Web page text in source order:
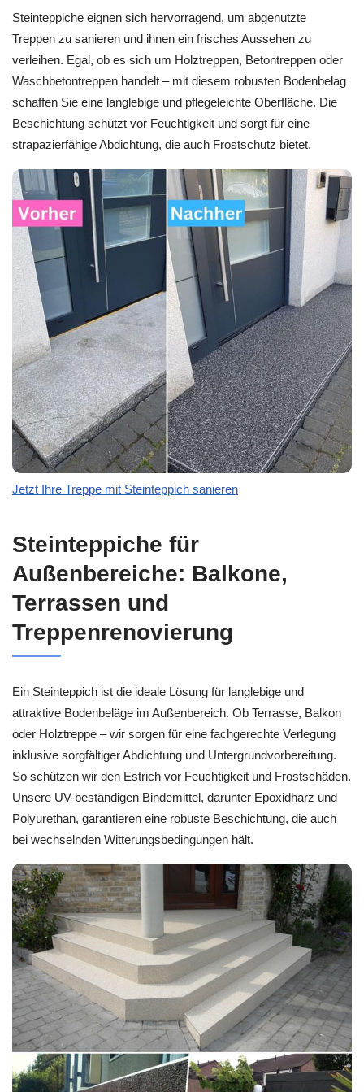
Steinteppiche eignen sich hervorragend, um abgenutzte
Treppen zu sanieren und ihnen ein frisches Aussehen zu
verleihen. Egal, ob es sich um Holztreppen, Betontreppen oder
Waschbetontreppen handelt – mit diesem robusten Bodenbelag
schaffen Sie eine langlebige und pflegeleichte Oberfläche. Die
Beschichtung schützt vor Feuchtigkeit und sorgt für eine
strapazierfähige Abdichtung, die auch Frostschutz bietet.
Jetzt Ihre Treppe mit Steinteppich sanieren
Steinteppiche für
Außenbereiche: Balkone,
Terrassen und
Treppenrenovierung
Ein Steinteppich ist die ideale Lösung für langlebige und
attraktive Bodenbeläge im Außenbereich. Ob Terrasse, Balkon
oder Holztreppe – wir sorgen für eine fachgerechte Verlegung
inklusive sorgfältiger Abdichtung und Untergrundvorbereitung.
So schützen wir den Estrich vor Feuchtigkeit und Frostschäden.
Unsere UV-beständigen Bindemittel, darunter Epoxidharz und
Polyurethan, garantieren eine robuste Beschichtung, die auch
bei wechselnden Witterungsbedingungen hält.